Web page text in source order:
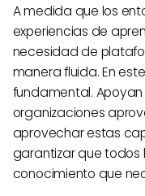
A medida que los
experiencias de
necesidad de
manera fluida. En
fundamental.
organizaciones
aprovechar estas
garantizar que todos
conocimiento que